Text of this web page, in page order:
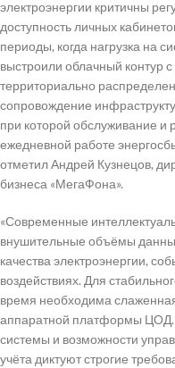
электроэнергии критичны
доступность личных
периоды, когда нагрузка на
выстроили облачный контур
территориально
сопровождение
при которой обслуживание
ежедневной работе
отметил Андрей Кузнецов,
бизнеса «МегаФона».
«Современные
внушительные объёмы
качества электроэнергии,
воздействиях. Для
время необходима
аппаратной платформы ЦОД.
системы и возможности
учёта диктуют строгие